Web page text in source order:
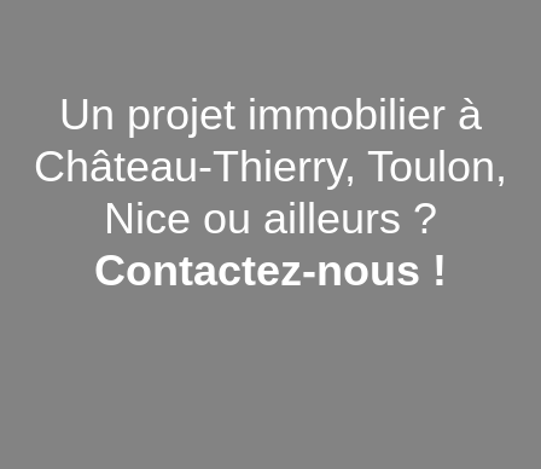
Un projet immobilier à
Château-Thierry, Toulon,
Nice ou ailleurs ?
Contactez-nous !